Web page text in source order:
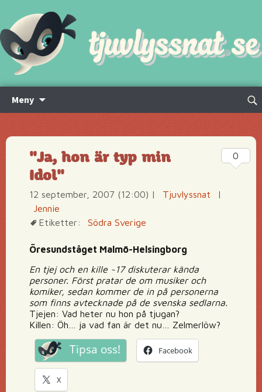
Meny
innehåll
Sök
"Ja, hon är typ min
Idol"
12 september, 2007 (12:00) | Tjuvlyssnat
|
Jennie
Etiketter:
Södra Sverige
Öresundståget Malmö-Helsingborg
En tjej och en kille ~17 diskuterar kända
personer. Först pratar de om musiker och
komiker, sedan kommer de in på personerna
som finns avtecknade på de svenska sedlarna.
Tjejen: Vad heter nu hon på tjugan?
Killen: Öh… ja vad fan är det nu… Zelmerlöw?
Tipsa oss! Facebook
X
0